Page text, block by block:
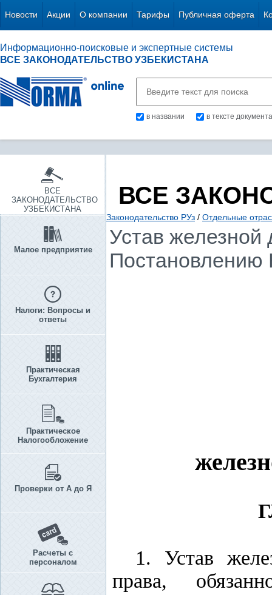
Новости Акции О компании Тарифы Публичная оферта
Информационно-поисковые и экспертные системы
ВСЕ ЗАКОНОДАТЕЛЬСТВО УЗБЕКИСТАНА
в названии в тексте документа
ВСЕ
ЗАКОНОДАТЕЛЬСТВО
УЗБЕКИСТАНА
Малое предприятие
Налоги: Вопросы и
ответы
Практическая
Бухгалтерия
Практическое
Налогообложение
Проверки от А до Я
Расчеты с
персоналом
ВСЕ
Законодательство РУз / Отдельные
Устав железной
Постановлению
1. Устав
права,